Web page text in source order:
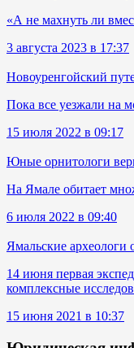
«А не махнуть ли
3 августа 2023 в 17:37
Новоуренгойский
Пока все уезжали на
15 июля 2022 в 09:17
Юные орнитологи
На Ямале обитает
6 июля 2022 в 09:40
Ямальские археологи
14 июня первая
комплексные
15 июня 2021 в 10:37